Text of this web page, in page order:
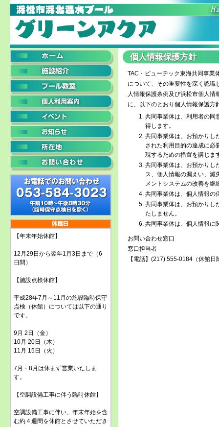
【年末年始休館】
12月29日から翌年1月3日まで（6
日間）
【施設点検休館】
平成28年7月～11月の施設臨時保守
点検（休館）については以下の通り
です。
9月 2日（金）
10月 20日（木）
11月 15日（火）
7月・8月は休まず営業いたしま
す。
【空調設備工事に伴う臨時休館】
空調設備工事に伴い、年末年始を含
む約４週間を休館とさせていただき
個人情報保護方針
TAC・ビューテック東海共同事業
について、その重要性を深く認識
人情報保護条例及び浜松市個人
に、以下のとおり個人情報保護方
共同事業体は、利用者の同
得します。
共同事業体は、お預かりし
された利用目的の達成に必
現するための措置を講じま
共同事業体は、お預かりし
ス、個人情報の漏えい、滅
メントシステムの改善を継
共同事業体は、個人情報の
共同事業体は、お預かりし
たしません。
共同事業体は、個人情報に
お問い合わせ窓口
窓口担当者
【電話】(217) 555-0184（休館日